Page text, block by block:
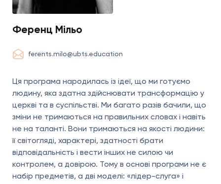
Ференц Мільо
ferents.milo@ubts.education
Ця програма народилась із ідеї, що ми готуємо
людину, яка здатна здійснювати трансформацію у
церкві та в суспільстві. Ми багато разів бачили, що
зміни не тримаються на правильних словах і навіть
не на таланті. Вони тримаються на якості людини:
її світогляді, характері, здатності брати
відповідальність і вести інших не силою чи
контролем, а довірою. Тому в основі програми не є
набір предметів, а дві моделі: «лідер-слуга» і